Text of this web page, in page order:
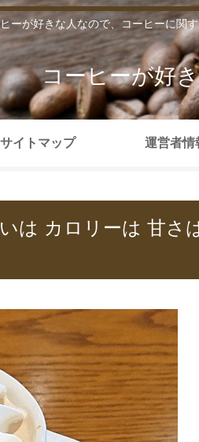
ーが好きな人なので、コーヒーに関
コーヒーが好
サイトマップ 運営者情
は カロリーは 甘さ